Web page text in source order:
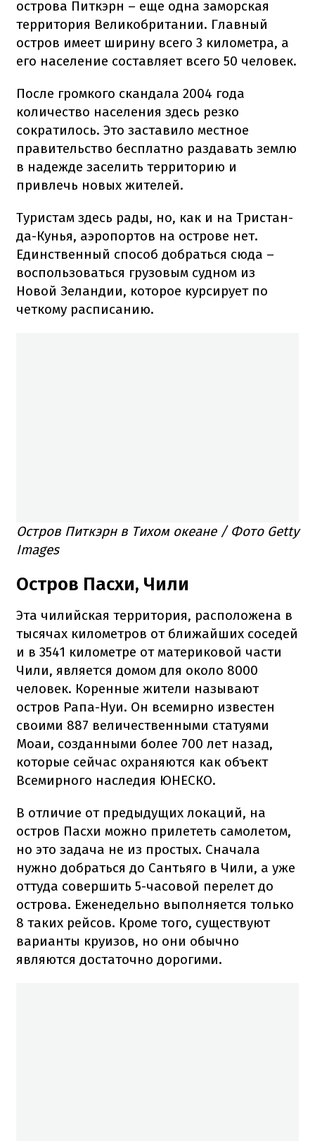
острова Питкэрн – еще одна заморская
территория Великобритании. Главный
остров имеет ширину всего 3 километра, а
его население составляет всего 50 человек.
После громкого скандала 2004 года
количество населения здесь резко
сократилось. Это заставило местное
правительство бесплатно раздавать землю
в надежде заселить территорию и
привлечь новых жителей.
Туристам здесь рады, но, как и на Тристан-
да-Кунья, аэропортов на острове нет.
Единственный способ добраться сюда –
воспользоваться грузовым судном из
Новой Зеландии, которое курсирует по
четкому расписанию.
Остров Питкэрн в Тихом океане / Фото Getty
Images
Остров Пасхи, Чили
Эта чилийская территория, расположена в
тысячах километров от ближайших соседей
и в 3541 километре от материковой части
Чили, является домом для около 8000
человек. Коренные жители называют
остров Рапа-Нуи. Он всемирно известен
своими 887 величественными статуями
Моаи, созданными более 700 лет назад,
которые сейчас охраняются как объект
Всемирного наследия ЮНЕСКО.
В отличие от предыдущих локаций, на
остров Пасхи можно прилететь самолетом,
но это задача не из простых. Сначала
нужно добраться до Сантьяго в Чили, а уже
оттуда совершить 5-часовой перелет до
острова. Еженедельно выполняется только
8 таких рейсов. Кроме того, существуют
варианты круизов, но они обычно
являются достаточно дорогими.